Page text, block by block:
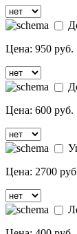
Цена: 950 руб.
Цена: 600 руб.
Цена: 2700